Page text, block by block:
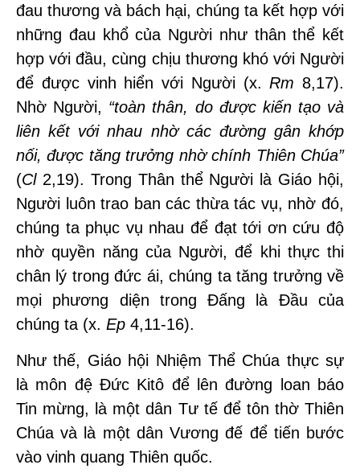
đau thương và bách hại, chúng ta kết hợp với
những đau khổ của Người như thân thể kết
hợp với đầu, cùng chịu thương khó với Người
để được vinh hiển với Người (x.Rm 8,17).
Nhờ Người, “toàn thân, do được kiến tạo và
liên kết với nhau nhờ các đường gân khớp
nối, được tăng trưởng nhờ chính Thiên Chúa”
(Cl2,19). Trong Thân thể Người là Giáo hội,
Người luôn trao ban các thừa tác vụ, nhờ đó,
chúng ta phục vụ nhau để đạt tới ơn cứu độ
nhờ quyền năng của Người, để khi thực thi
chân lý trong đức ái, chúng ta tăng trưởng về
mọi phương diện trong Đấng là Đầu của
chúng ta (x. Ep 4,11-16).
Như thế, Giáo hội Nhiệm Thể Chúa thực sự
là môn đệ Đức Kitô để lên đường loan báo
Tin mừng, là một dân Tư tế để tôn thờ Thiên
Chúa và là một dân Vương đế để tiến bước
vào vinh quang Thiên quốc.